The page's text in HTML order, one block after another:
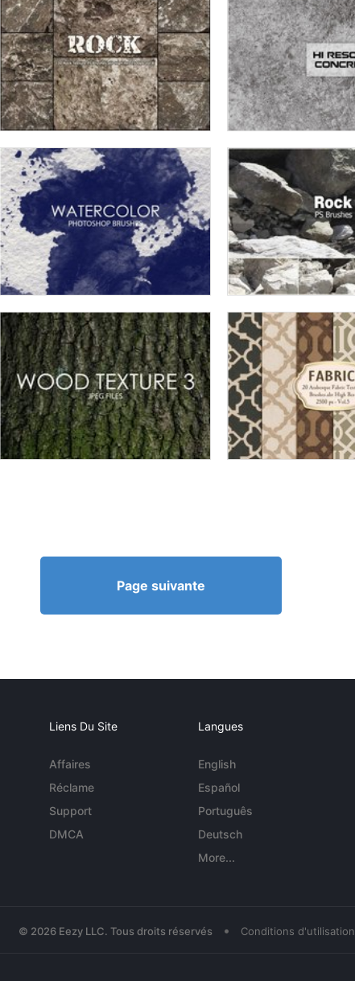
Page suivante
Liens Du Site
Affaires
Réclame
Support
DMCA
Langues
English
Español
Português
Deutsch
More...
© 2026 Eezy LLC. Tous droits réservés • Conditions d'utilisation